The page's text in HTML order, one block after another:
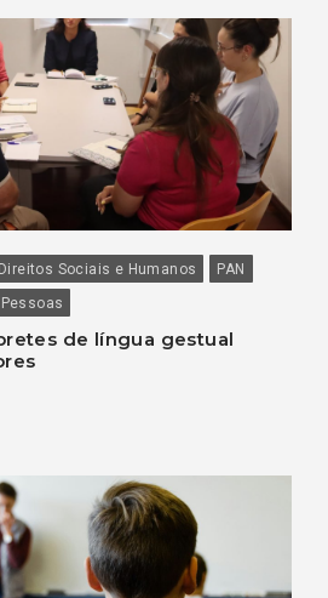
Direitos Sociais e Humanos
PAN
Pessoas
de língua gestual